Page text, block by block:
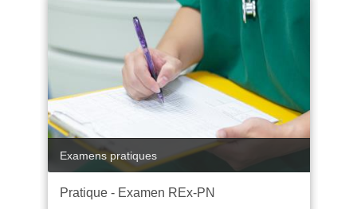
Catégorie
Examens pratiques
Pratique - Examen REx-PN